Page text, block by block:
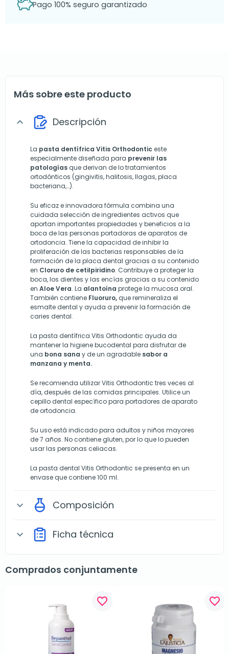
Pago 100% seguro garantizado
Más sobre este producto
expand_more Descripción
La pasta dentífrica Vitis Orthodonticeste
especialmente diseñada para prevenir las
patologías que derivan de lo tratamientos
ortodónticos (gingivitis, halitosis, llagas, placa
bacteriana,…).
Su eficaz e innovadora fórmula combina una
cuidada selección de ingredientes activos que
aportan importantes propiedades y beneficios a la
boca de las personas portadoras de aparatos de
ortodoncia. Tiene la capacidad de inhibir la
proliferación de las bacterias responsables de la
formación de la placa dental gracias a su contenido
en Cloruro de cetilpiridino. Contribuye a proteger la
boca, los dientes y las encías gracias a su contenido
en Aloe Vera. La alantoína protege la mucosa oral.
También contiene Fluoruro, que remineraliza el
esmalte dental y ayuda a prevenir la formación de
caries dental.
La pasta dentífrica Vitis Orthodontic ayuda da
mantener la higiene bucodental para disfrutar de
una bona sana y de un agradable sabor a
manzana y menta.
Se recomienda utilizar Vitis Orthodontic tres veces al
día, después de las comidas principales. Utilice un
cepillo dental específico para portadores de aparato
de ortodoncia.
Su uso está indicado para adultos y niños mayores
de 7 años. No contiene gluten, por lo que lo pueden
usar las personas celiacas.
La pasta dental Vitis Orthodontic se presenta en un
envase que contiene 100 ml.
expand_more Composición
expand_more Ficha técnica
Comprados conjuntamente
favorite_border favorite_border